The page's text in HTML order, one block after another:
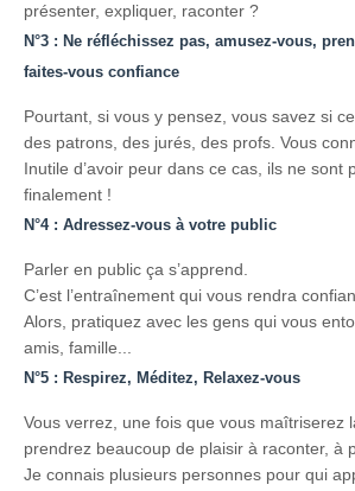
présenter, expliquer, raconter ?
N°3 : Ne réfléchissez pas, amusez-vous,
faites-vous confiance
Pourtant, si vous y pensez, vous savez si
des patrons, des jurés, des profs. Vous
Inutile d’avoir peur dans ce cas, ils ne sont
finalement !
N°4 : Adressez-vous à votre public
Parler en public ça s’apprend.
C’est l’entraînement qui vous rendra
Alors, pratiquez avec les gens qui vous
amis, famille...
N°5 : Respirez, Méditez, Relaxez-vous
Vous verrez, une fois que vous maîtriserez
prendrez beaucoup de plaisir à raconter, à
Je connais plusieurs personnes pour qui